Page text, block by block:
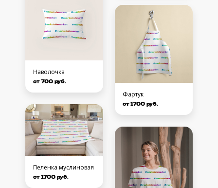
Наволочка
от 700 руб.
Пеленка муслиновая
от 1700 руб.
Фартук
от 1700 руб.